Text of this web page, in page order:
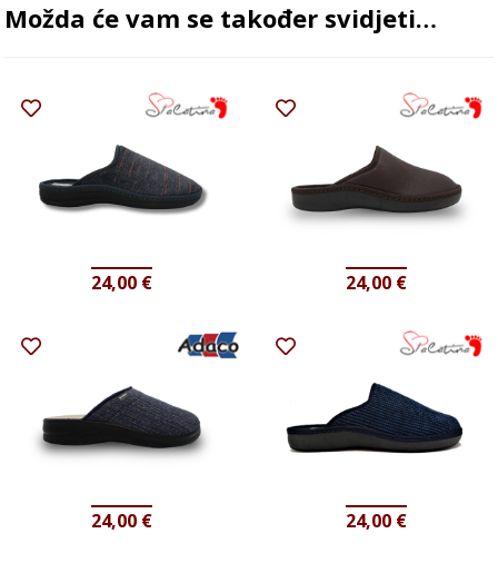
Možda će vam se također svidjeti…
24,00 € 24,00 €
24,00 € 24,00 €